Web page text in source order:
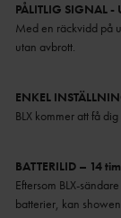
PÅLITLIG SIGNAL
Med en räckvidd på
utan avbrott.
ENKEL
BLX kommer att få
BATTERILID – 14
Eftersom BLX-
batterier, kan